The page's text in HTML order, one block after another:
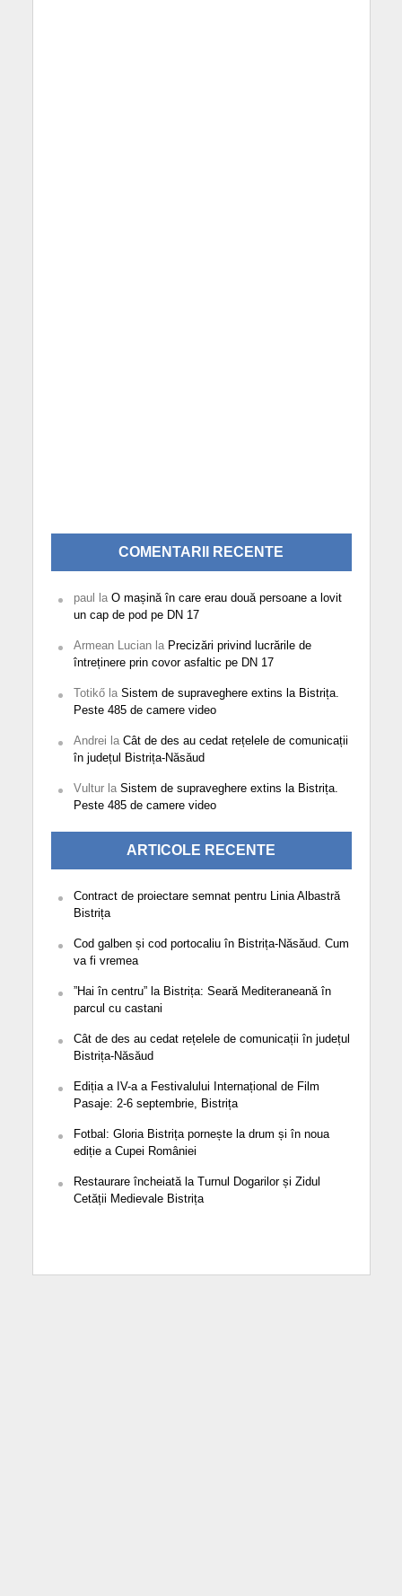
COMENTARII RECENTE
paul la O mașină în care erau două persoane a lovit
un cap de pod pe DN 17
Armean Lucianla Precizări privind lucrările de
întreținere prin covor asfaltic pe DN 17
Totikőla Sistem de supraveghere extins la Bistrița.
Peste 485 de camere video
Andrei la Cât de des au cedat rețelele de comunicații
în județul Bistrița-Năsăud
Vulturla Sistem de supraveghere extins la Bistrița.
Peste 485 de camere video
ARTICOLE RECENTE
Contract de proiectare semnat pentru Linia Albastră
Bistrița
Cod galben și cod portocaliu în Bistrița-Năsăud. Cum
va fi vremea
”Hai în centru” la Bistrița: Seară Mediteraneană în
parcul cu castani
Cât de des au cedat rețelele de comunicații în județul
Bistrița-Năsăud
Ediția a IV-a a Festivalului Internațional de Film
Pasaje: 2-6 septembrie, Bistrița
Fotbal: Gloria Bistrița pornește la drum și în noua
ediție a Cupei României
Restaurare încheiată la Turnul Dogarilor și Zidul
Cetății Medievale Bistrița